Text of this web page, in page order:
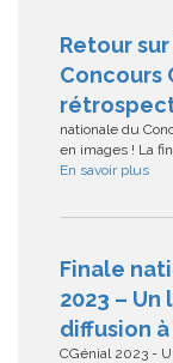
Retour
Concours
nationale du
en images ! La
En savoir plus
Finale
2023 –
diffusion à
CGénial 2023 -